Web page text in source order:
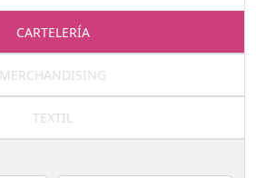
CARTELERÍA
MERCHANDISING
TEXTIL